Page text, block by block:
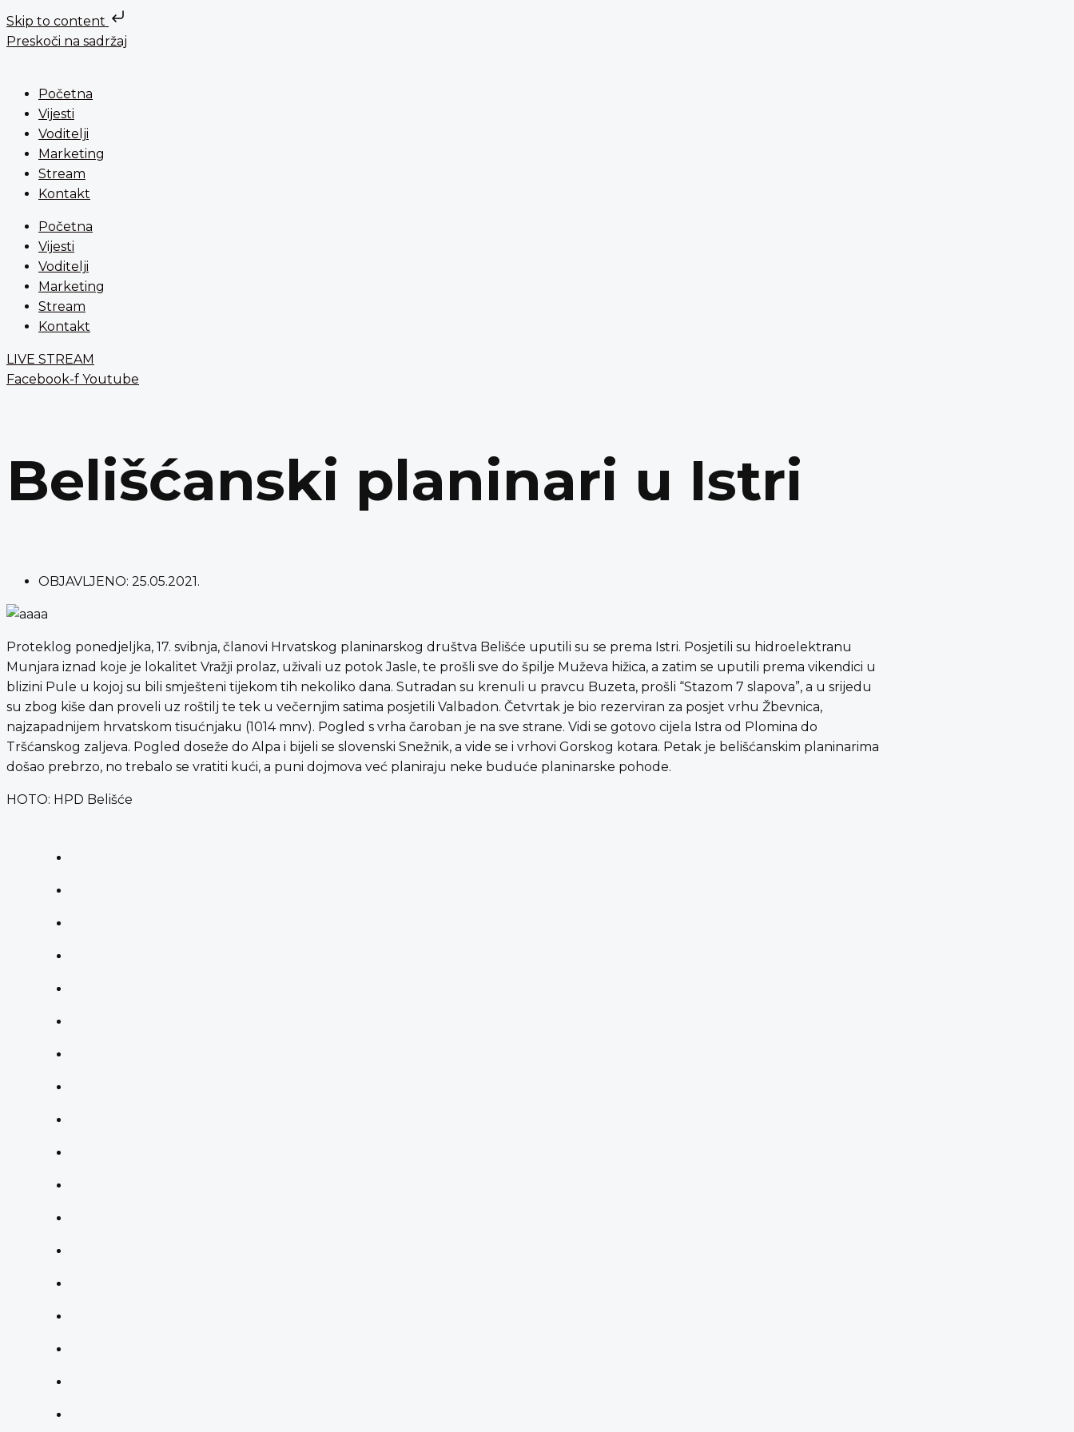
Skip to content
Preskoči na sadržaj
Početna
Vijesti
Voditelji
Marketing
Stream
Kontakt
Početna
Vijesti
Voditelji
Marketing
Stream
Kontakt
LIVE STREAM
Facebook-f Youtube
Belišćanski planinari u Istri
OBJAVLJENO: 25.05.2021.
Proteklog ponedjeljka, 17. svibnja, članovi Hrvatskog planinarskog društva Belišće uputili su se prema Istri. Posjetili su hidroelektranu
Munjara iznad koje je lokalitet Vražji prolaz, uživali uz potok Jasle, te prošli sve do špilje Muževa hižica, a zatim se uputili prema vikendici u
blizini Pule u kojoj su bili smješteni tijekom tih nekoliko dana. Sutradan su krenuli u pravcu Buzeta, prošli “Stazom 7 slapova”, a u srijedu
su zbog kiše dan proveli uz roštilj te tek u večernjim satima posjetili Valbadon. Četvrtak je bio rezerviran za posjet vrhu Žbevnica,
najzapadnijem hrvatskom tisućnjaku (1014 mnv). Pogled s vrha čaroban je na sve strane. Vidi se gotovo cijela Istra od Plomina do
Tršćanskog zaljeva. Pogled doseže do Alpa i bijeli se slovenski Snežnik, a vide se i vrhovi Gorskog kotara. Petak je belišćanskim planinarima
došao prebrzo, no trebalo se vratiti kući, a puni dojmova već planiraju neke buduće planinarske pohode.
HOTO: HPD Belišće